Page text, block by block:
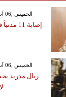
GMT 21:59 2026 الخميس ,06 آب / أغسطس
إصابة
GMT 17:19 2026 الخميس ,06 آب / أغسطس
ريال مدريد